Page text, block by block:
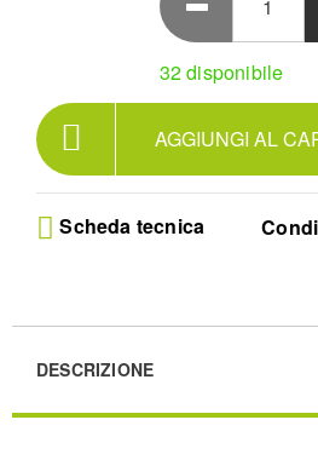
gelato Wilfa VANILLA.
Quick Professional Results -
creamy homemade ice cream
frozen desserts
Self-Cooling Technology -
simultaneously in a 1.5L steel
needing any prior pre-
Elegant Silver Design - This
thanks to the removable
ingredients while the machine
32 disponibile
AGGIUNGI AL
Scheda tecnica
DESCRIZIONE